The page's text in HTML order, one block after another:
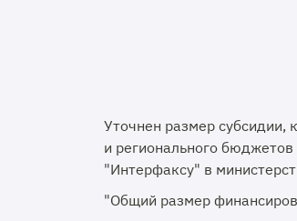
Уточнен размер субсидии,
и регионального
"Интерфаксу" в
"Общий размер